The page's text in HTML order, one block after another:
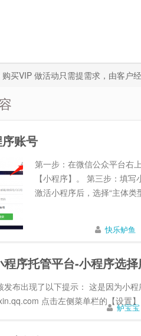
买VIP 做活动只需提需求，由客户经
账号
第一步：在微信公众平台右
【小程序】。 第三步：填
激活小程序后，选择“主体
快乐鲈鱼
序托管平台-小程序选择
布出现了以下提示： 这是因为小
点击左侧菜单栏的【设置
鲈宝宝